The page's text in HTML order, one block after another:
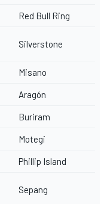
Red Bull Ring
Silverstone
Misano
Aragón
Buriram
Motegi
Phillip Island
Sepang